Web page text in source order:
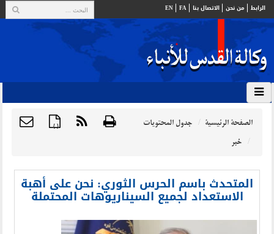
الرابط من نحن الاتصال بنا FA
EN
{ } الصفحة الرئيسية
جدول المحتويات
خبر
المتحدث باسم الحرس الثوري: نحن على أهبة
الاستعداد لجميع السيناريوهات المحتملة